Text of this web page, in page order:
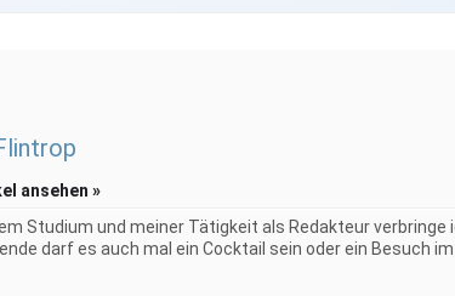
ansehen »
Studium und meiner Tätigkeit als Redakteur verbringe
darf es auch mal ein Cocktail sein oder ein Besuch im